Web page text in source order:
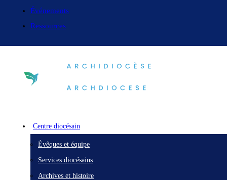
Événements
Ressources
Centre diocésain
Évêques et équipe
Services diocésains
Archives et histoire